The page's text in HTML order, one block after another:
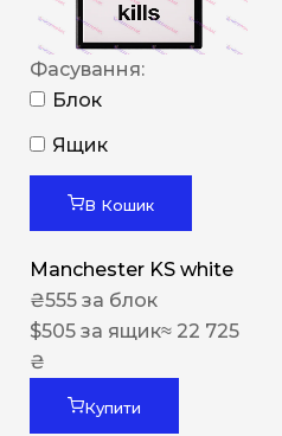
Фасування:
Блок
Ящик
В Кошик
Manchester KS white
₴555 за блок
$505 за ящик≈ 22 725
₴
Купити